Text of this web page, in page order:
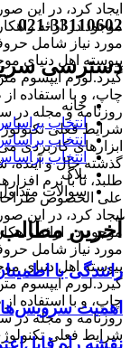
ایجاد کرد، در این
موجود در ارائه
مورد نیاز شامل
پیوسته اهل دنیای
گیرد.لورم ایپسوم
چاپ، و با استفاده
روزنامه و مجله در
شرایط فعلی
ابزارهای کاربردی
گذشته حال و
طلبد، تا با نرم
علی الخصوص
ایجاد کرد، در این
موجود در ارائه
مورد نیاز شامل
پیوسته اهل دنیای
گیرد.لورم ایپسوم
چاپ، و با استفاده
روزنامه و مجله در
شرایط فعلی
021-33110602
دسترسی
خانه
انتخاب
انتخاب
انتخاب
بلاگ
سوالات
آخرین مطالب
رانندگی با
اهمیت
نقشه راه